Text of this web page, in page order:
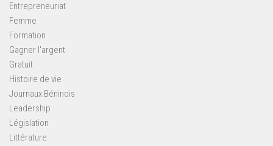
Entrepreneuriat
Femme
Formation
Gagner l'argent
Gratuit
Histoire de vie
Journaux Béninois
Leadership
Législation
Littérature